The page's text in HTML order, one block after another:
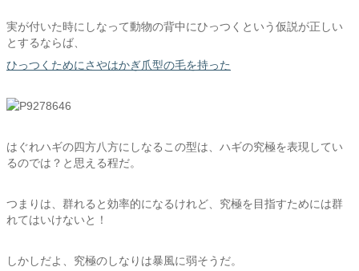
実が付いた時にしなって動物の背中にひっつくという仮説が正しい
とするならば、
ひっつくためにさやはかぎ爪型の毛を持った
はぐれハギの四方八方にしなるこの型は、ハギの究極を表現してい
るのでは？と思える程だ。
つまりは、群れると効率的になるけれど、究極を目指すためには群
れてはいけないと！
しかしだよ、究極のしなりは暴風に弱そうだ。